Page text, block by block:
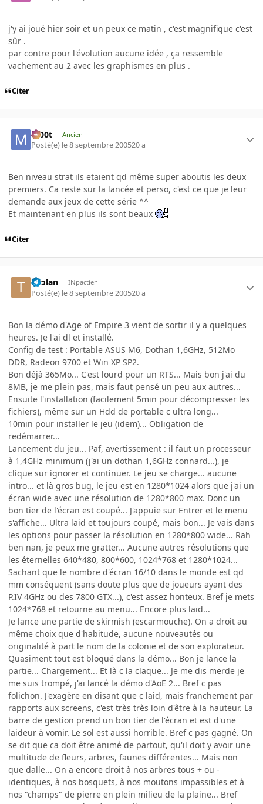
j'y ai joué hier soir et un peux ce matin , c'est magnifique c'est
sûr .
par contre pour l'évolution aucune idée , ça ressemble
vachement au 2 avec les graphismes en plus .
Citer
m00t Ancien
Posté(e) le 8 septembre 200520 a
Ben niveau strat ils etaient qd même super aboutis les deux
premiers. Ca reste sur la lancée et perso, c'est ce que je leur
demande aux jeux de cette série ^^
Et maintenant en plus ils sont beaux
Citer
Tyolan INpactien
Posté(e) le 8 septembre 200520 a
Bon la démo d'Age of Empire 3 vient de sortir il y a quelques
heures. Je l'ai dl et installé.
Config de test : Portable ASUS M6, Dothan 1,6GHz, 512Mo
DDR, Radeon 9700 et Win XP SP2.
Bon déjà 365Mo... C'est lourd pour un RTS... Mais bon j'ai du
8MB, je me plein pas, mais faut pensé un peu aux autres...
Ensuite l'installation (facilement 5min pour décompresser les
fichiers), même sur un Hdd de portable c ultra long...
10min pour installer le jeu (idem)... Obligation de
redémarrer...
Lancement du jeu... Paf, avertissement : il faut un processeur
à 1,4GHz minimum (j'ai un dothan 1,6GHz connard...), je
clique sur ignorer et continuer. Le jeu se charge... aucune
intro... et là gros bug, le jeu est en 1280*1024 alors que j'ai un
écran wide avec une résolution de 1280*800 max. Donc un
bon tier de l'écran est coupé... J'appuie sur Entrer et le menu
s'affiche... Ultra laid et toujours coupé, mais bon... Je vais dans
les options pour passer la résolution en 1280*800 wide... Rah
ben nan, je peux me gratter... Aucune autres résolutions que
les éternelles 640*480, 800*600, 1024*768 et 1280*1024...
Sachant que le nombre d'écran 16/10 dans le monde est qd
mm conséquent (sans doute plus que de joueurs ayant des
P.IV 4GHz ou des 7800 GTX...), c'est assez honteux. Bref je mets
1024*768 et retourne au menu... Encore plus laid...
Je lance une partie de skirmish (escarmouche). On a droit au
même choix que d'habitude, aucune nouveautés ou
originalité à part le nom de la colonie et de son explorateur.
Quasiment tout est bloqué dans la démo... Bon je lance la
partie... Chargement... Et là c la claque... Je me dis merde je
me suis trompé, j'ai lancé la démo d'AoE 2... Bref c pas
folichon. J'exagère en disant que c laid, mais franchement par
rapports aux screens, c'est très très loin d'être à la hauteur. La
barre de gestion prend un bon tier de l'écran et est d'une
laideur à vomir. Le sol est aussi horrible. Bref c pas gagné. On
se dit que ca doit être animé de partout, qu'il doit y avoir une
multitude de fleurs, arbres, faunes différentes... Mais non
que dalle... On a encore droit à nos arbres tous + ou -
identiques, à nos bosquets, à nos moutons impassibles et à
nos "champs" de pierre en plein milieu de la plaine... Bref